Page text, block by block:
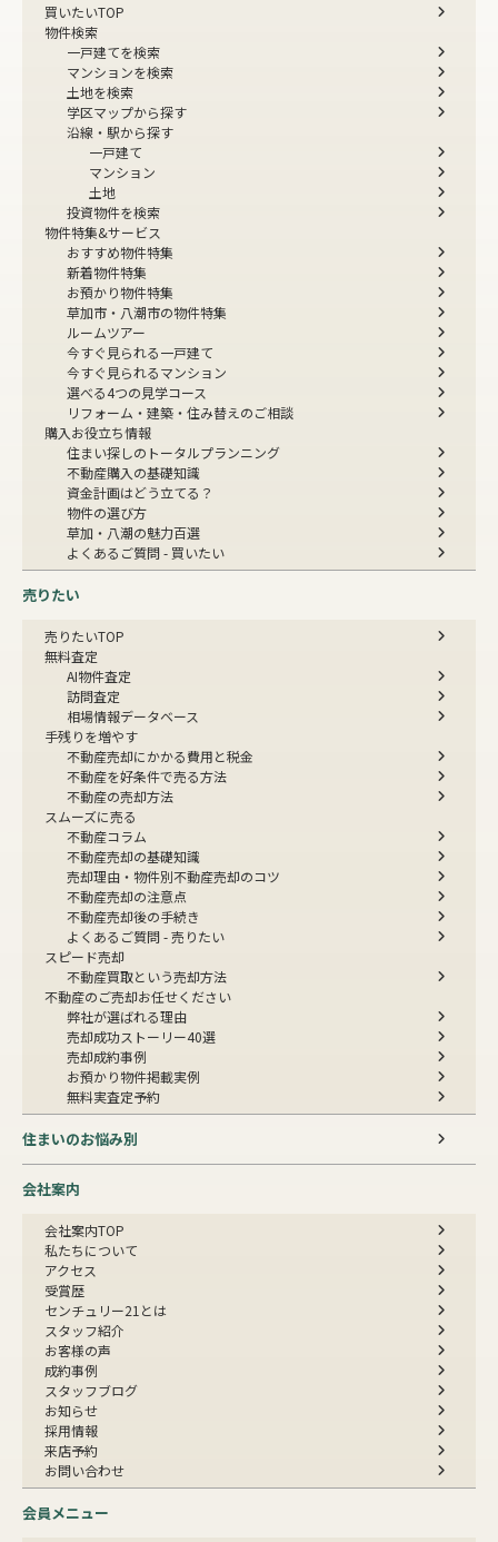
買いたいTOP
物件検索
一戸建てを検索
マンションを検索
土地を検索
学区マップから探す
沿線・駅から探す
一戸建て
マンション
土地
投資物件を検索
物件特集&サービス
おすすめ物件特集
新着物件特集
お預かり物件特集
草加市・八潮市の物件特集
ルームツアー
今すぐ見られる一戸建て
今すぐ見られるマンション
選べる4つの見学コース
リフォーム・建築・住み替えのご相談
購入お役立ち情報
住まい探しのトータルプランニング
不動産購入の基礎知識
資金計画はどう立てる？
物件の選び方
草加・八潮の魅力百選
よくあるご質問 - 買いたい
売りたい
売りたいTOP
無料査定
AI物件査定
訪問査定
相場情報データベース
手残りを増やす
不動産売却にかかる費用と税金
不動産を好条件で売る方法
不動産の売却方法
スムーズに売る
不動産コラム
不動産売却の基礎知識
売却理由・物件別不動産売却のコツ
不動産売却の注意点
不動産売却後の手続き
よくあるご質問 - 売りたい
スピード売却
不動産買取という売却方法
不動産のご売却お任せください
弊社が選ばれる理由
売却成功ストーリー40選
売却成約事例
お預かり物件掲載実例
無料実査定予約
住まいのお悩み別
会社案内
会社案内TOP
私たちについて
アクセス
受賞歴
センチュリー21とは
スタッフ紹介
お客様の声
成約事例
スタッフブログ
お知らせ
採用情報
来店予約
お問い合わせ
会員メニュー